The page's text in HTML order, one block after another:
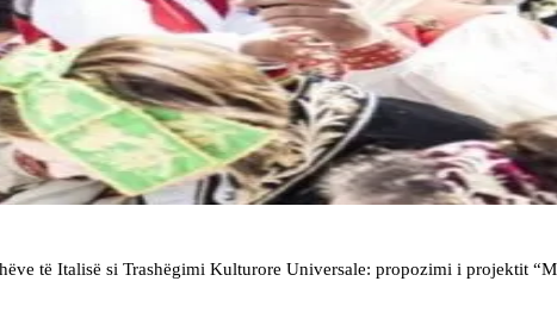
të Italisë si Trashëgimi Kulturore Universale: propozimi i projektit